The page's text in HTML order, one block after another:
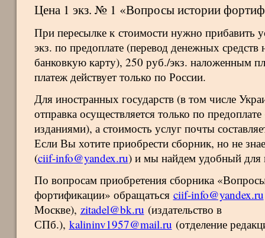
Цена 1 экз. № 1 «Вопросы истории
При пересылке к стоимости нужно прибавить
экз. по предоплате (перевод денежных
банковкую карту), 250 руб./экз. наложенным
платеж действует только по России.
Для иностранных государств (в том числе
отправка осуществляется только по
изданиями), а стоимость услуг почты
Если Вы хотите приобрести сборник, но не
(ciif-info@yandex.ru) и мы найдем удобный для
По вопросам приобретения сборника
фортификации» обращаться ciif-info@yandex.ru
Москве), zitadel@bk.ru (издательство в
СПб.), kalininv1957@mail.ru (отделение